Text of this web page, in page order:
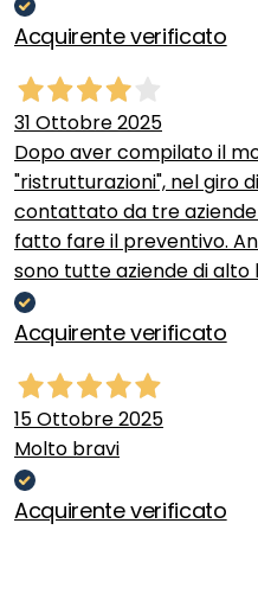
Acquirente verificato
31 Ottobre 2025
Dopo aver compilato il
"ristrutturazioni", nel giro
contattato da tre
fatto fare il preventivo.
sono tutte aziende di alto
Acquirente verificato
15 Ottobre 2025
Molto bravi
Acquirente verificato